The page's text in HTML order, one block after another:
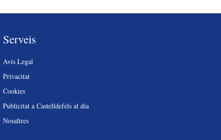
Serveis
Avís Legal
Privacitat
Cookies
Publicitat a Castelldefels al dia
Nosaltres